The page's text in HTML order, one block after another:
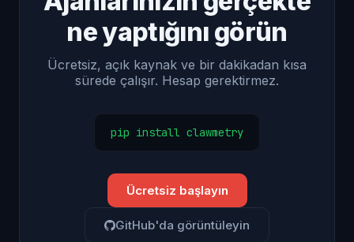
ne yaptığını görün
Ücretsiz, açık kaynak ve bir dakikadan kısa
sürede çalışır. Hesap gerektirmez.
pip install clawmetry
Ücretsiz başlayın
GitHub'da görüntüleyin